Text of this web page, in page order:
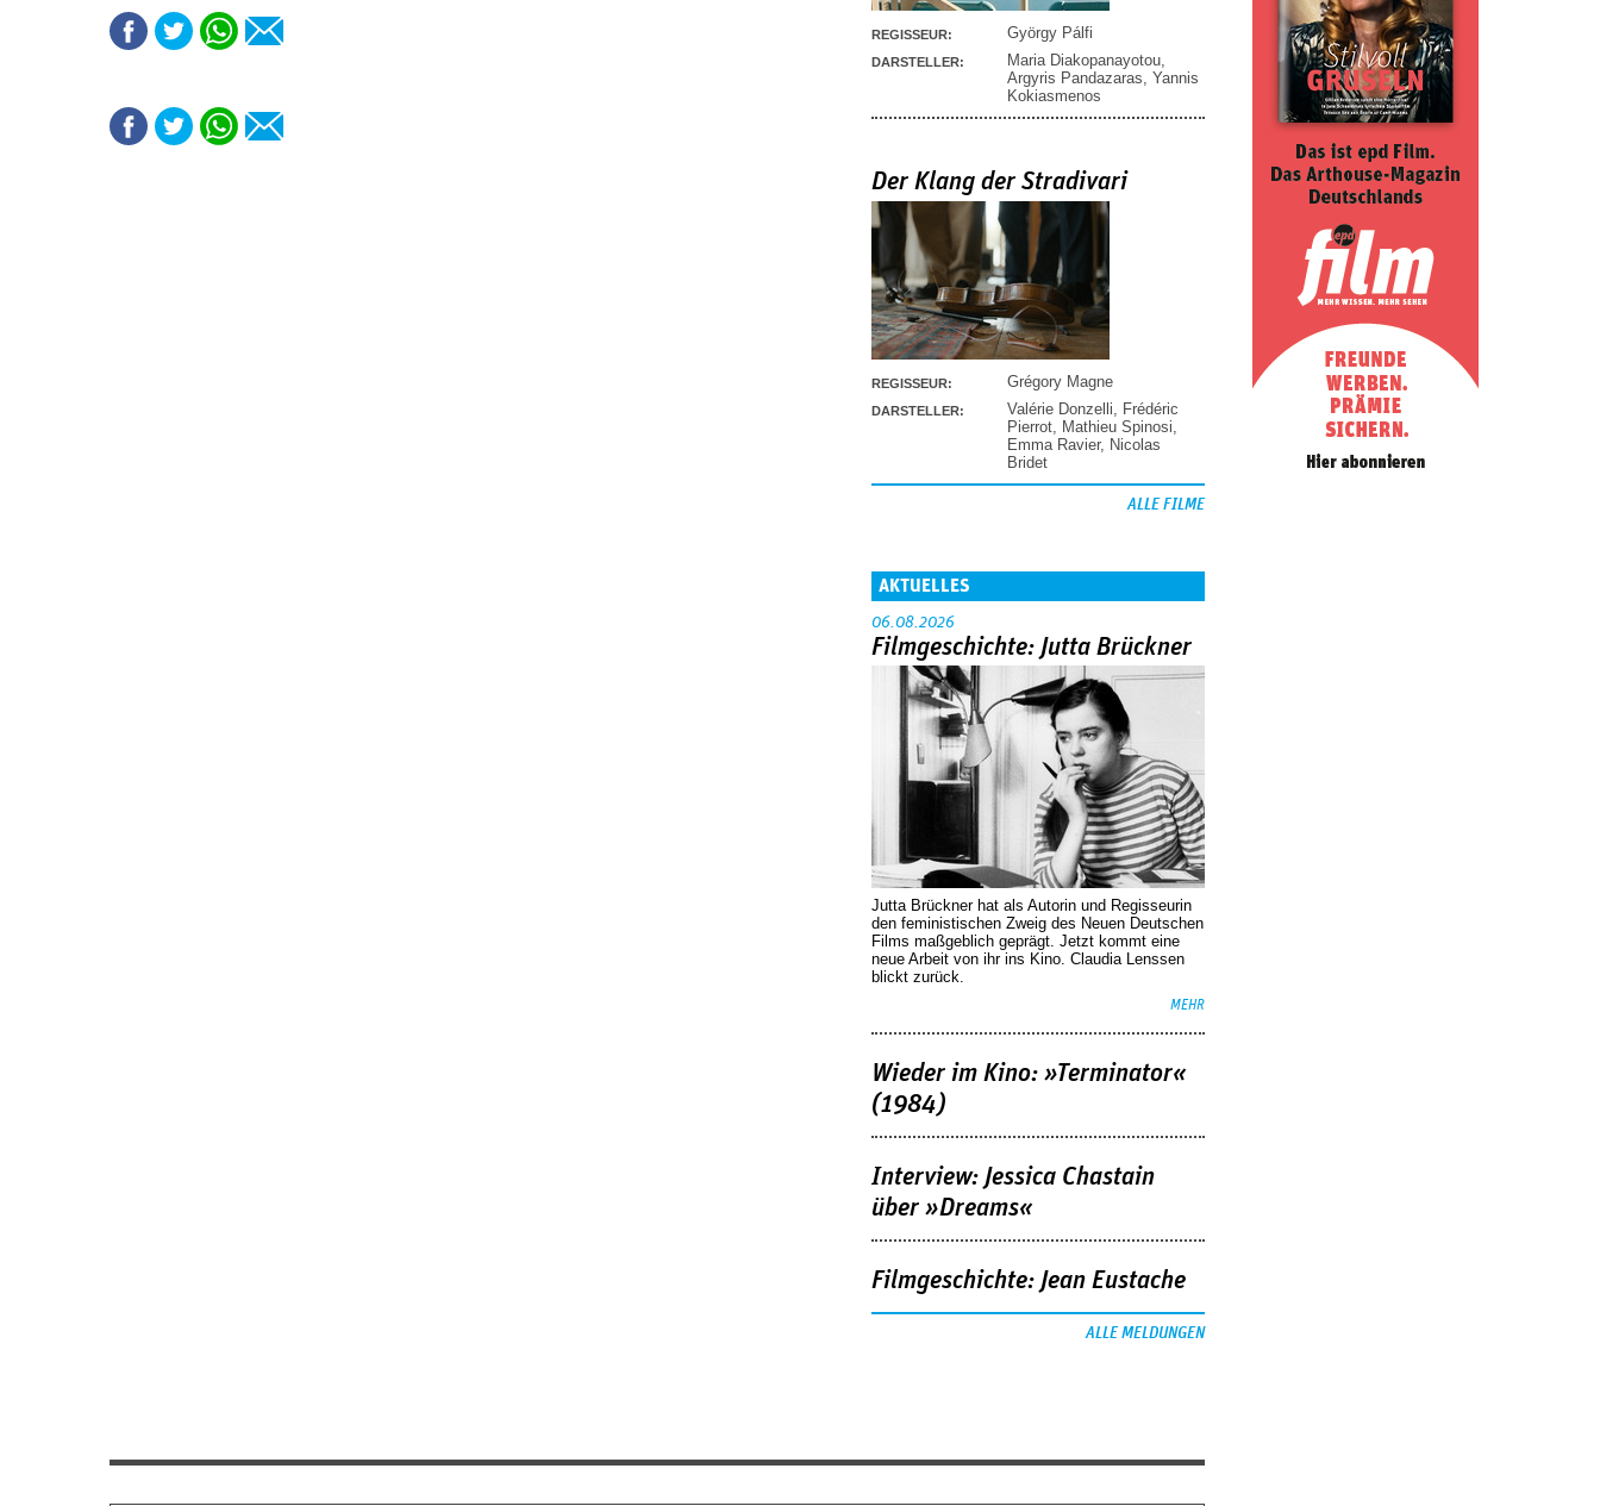
REGISSEUR: György Pálfi
DARSTELLER: Maria Diakopanayotou
Argyris Pandazaras Yannis
Kokiasmenos
Der Klang der Stradivari
REGISSEUR: Grégory Magne
DARSTELLER: Valérie Donzelli
Frédéric
Pierrot Mathieu Spinosi
Emma Ravier, Nicolas
Bridet
ALLE FILME
AKTUELLES
06.08.2026
Filmgeschichte: Jutta Brückner
Jutta Brückner hat als Autorin und Regisseurin
den feministischen Zweig des Neuen Deutschen
Films maßgeblich geprägt. Jetzt kommt eine
neue Arbeit von ihr ins Kino. Claudia Lenssen
blickt zurück.
MEHR
Wieder im Kino: »Terminator«
(1984)
Interview: Jessica Chastain
über »Dreams«
Filmgeschichte: Jean Eustache
ALLE MELDUNGEN